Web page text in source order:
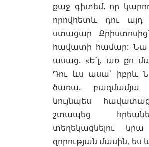
քաջ գիտեմ, որ
որովհետև դու այդ
ստացար
հավատի համար: Նա
ասաց. «Ե՛լ, առ քո
Դու ևս ասա` իբրև
ծառա. բազմամյա
նույնպես
շտապեց
տեղեկացնելու
զորության մասին,